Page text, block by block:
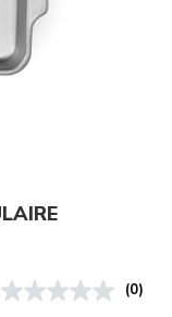
(0)